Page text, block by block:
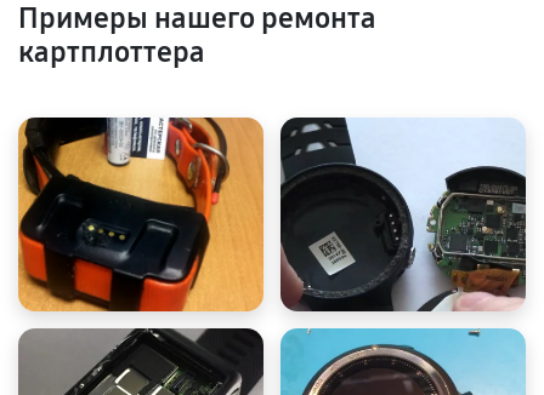
Примеры нашего ремонта
картплоттера